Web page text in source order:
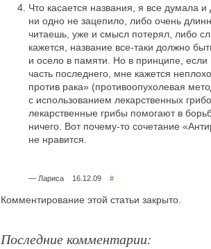
Что касается названия, я все думала
ни одно не зацепило, либо очень
читаешь, уже и смысл потерял, либо
кажется, название все-таки должно
и осело в памяти. Но в принципе, если
часть последнего, мне кажется
против рака» (противоопухолевая
с использованием лекарственных
лекарственные грибы помогают в
ничего. Вот почему-то сочетание
не нравится.
— Лариса 16.12.09 #
Комментирование этой статьи закрыто.
Последние комментарии: